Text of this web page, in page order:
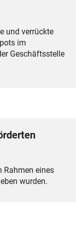
und verrückte
im
Geschäftsstelle
Link)
Rahmen eines
wurden.